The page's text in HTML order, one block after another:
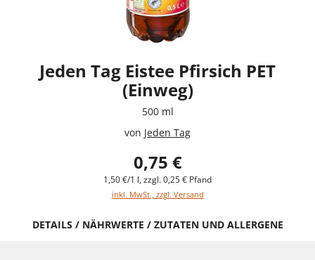
Jeden Tag Eistee Pfirsich PET
(Einweg)
500 ml
von Jeden Tag
0,75 €
1,50 €/1 l, zzgl. 0,25 € Pfand
inkl. MwSt., zzgl. Versand
DETAILS / NÄHRWERTE / ZUTATEN UND ALLERGENE